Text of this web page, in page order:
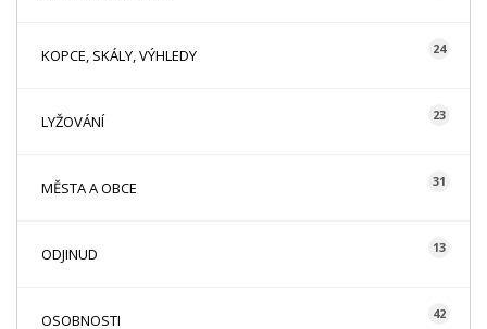
KOPCE, SKÁLY, VÝHLEDY 24
LYŽOVÁNÍ 23
MĚSTA A OBCE 31
ODJINUD 13
OSOBNOSTI 42